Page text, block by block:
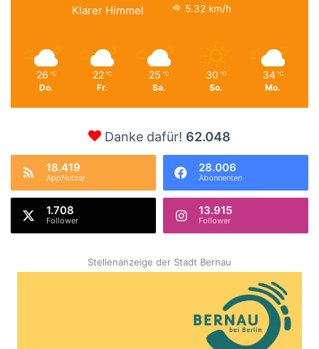
Klarer Himmel
5.32 km/h
26 ℃
Do.
22 ℃
Fr.
25 ℃
Sa.
30 ℃
So.
34 ℃
Mo.
Danke dafür! 62.048
18.419
AppNutzer
28.006
Abonnenten
1.708
Follower
13.915
Follower
Stellenanzeige der Stadt Bernau